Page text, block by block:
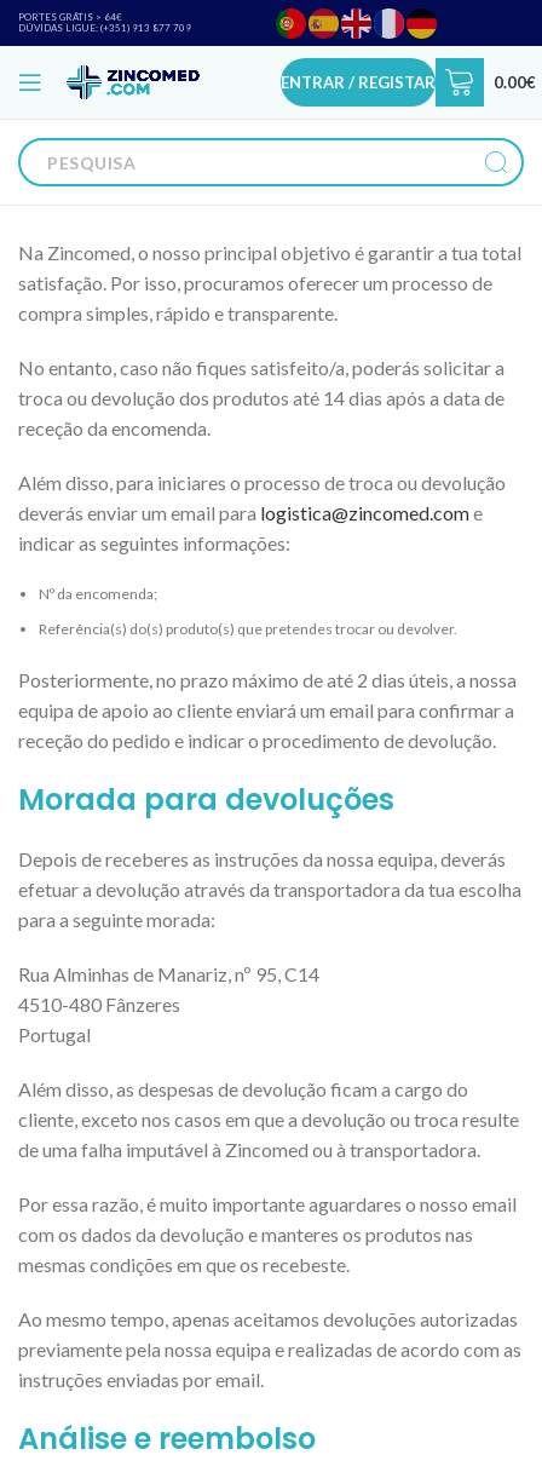
PORTES GRÁTIS > 64€
DÚVIDAS LIGUE: (+351) 913 877 709
ENTRAR / REGISTAR 0.00€
Na Zincomed, o nosso principal objetivo é garantir a tua total
satisfação. Por isso, procuramos oferecer um processo de
compra simples, rápido e transparente.
No entanto, caso não fiques satisfeito/a, poderás solicitar a
troca ou devolução dos produtos até 14 dias após a data de
receção da encomenda.
Além disso, para iniciares o processo de troca ou devolução
deverás enviar um email para logistica@zincomed.come
indicar as seguintes informações:
Nº da encomenda;
Referência(s) do(s) produto(s) que pretendes trocar ou devolver.
Posteriormente, no prazo máximo de até 2 dias úteis, a nossa
equipa de apoio ao cliente enviará um email para confirmar a
receção do pedido e indicar o procedimento de devolução.
Morada para devoluções
Depois de receberes as instruções da nossa equipa, deverás
efetuar a devolução através da transportadora da tua escolha
para a seguinte morada:
Rua Alminhas de Manariz, nº 95, C14
4510-480 Fânzeres
Portugal
Além disso, as despesas de devolução ficam a cargo do
cliente, exceto nos casos em que a devolução ou troca resulte
de uma falha imputável à Zincomed ou à transportadora.
Por essa razão, é muito importante aguardares o nosso email
com os dados da devolução e manteres os produtos nas
mesmas condições em que os recebeste.
Ao mesmo tempo, apenas aceitamos devoluções autorizadas
previamente pela nossa equipa e realizadas de acordo com as
instruções enviadas por email.
Análise e reembolso